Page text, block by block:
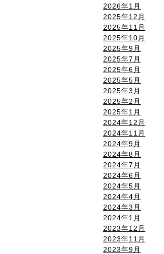
2026年1月
2025年12月
2025年11月
2025年10月
2025年9月
2025年7月
2025年6月
2025年5月
2025年3月
2025年2月
2025年1月
2024年12月
2024年11月
2024年9月
2024年8月
2024年7月
2024年6月
2024年5月
2024年4月
2024年3月
2024年1月
2023年12月
2023年11月
2023年9月